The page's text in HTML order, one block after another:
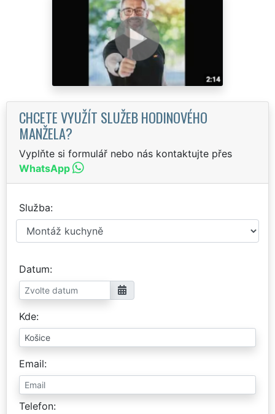
CHCETE VYUŽÍT SLUŽEB HODINOVÉHO
MANŽELA?
Vyplňte si formulář nebo nás kontaktujte přes
WhatsApp
Služba
Datum
Kde
Email
Telefon